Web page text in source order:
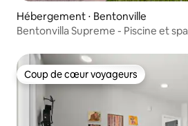
Hébergement ⋅ Bentonville
Bentonvilla Supreme - Piscine et
Coup de cœur voyageurs
Coup de cœur voyageurs